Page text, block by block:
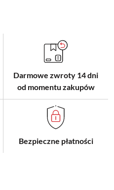
Darmowe zwroty 14 dni
od momentu zakupów
Bezpieczne płatności